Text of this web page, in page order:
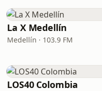
La X Medellín
Medellín · 103.9 FM
LOS40 Colombia